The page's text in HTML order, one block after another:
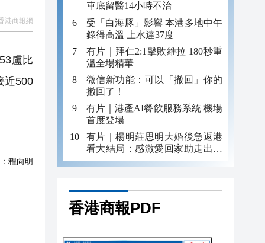
港商報網
盧比
近500
程向明
車底留醫14小時不治
受「白海豚」影響 本港多地中午
錄得高溫 上水達37度
有片｜拜仁2:1擊敗維拉 180秒重
溫全場精華
微信新功能：可以「撤回」你的
撤回了！
有片｜港產AI餐飲服務系統 機場
首度登場
有片｜楊明莊思明大婚後急返港
看大結局：感激愛回家助走出低
谷 不捨大家庭
香港商報PDF